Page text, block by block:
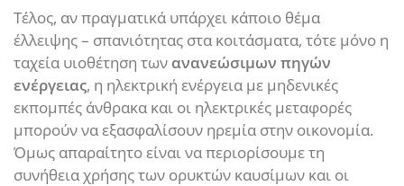
Τέλος, αν πραγματικά υπάρχει κάποιο θέμα
έλλειψης – σπανιότητας στα κοιτάσματα, τότε μόνο η
ταχεία υιοθέτηση των ανανεώσιμων πηγών
ενέργειας, η ηλεκτρική ενέργεια με μηδενικές
εκπομπές άνθρακα και οι ηλεκτρικές μεταφορές
μπορούν να εξασφαλίσουν ηρεμία στην οικονομία.
Όμως απαραίτητο είναι να περιορίσουμε τη
συνήθεια χρήσης των ορυκτών καυσίμων και οι